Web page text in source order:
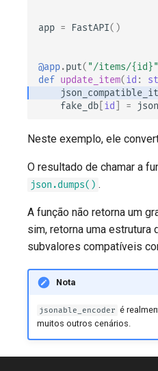
app = FastAPI()
@app.put( "/items/{id}"
def update_item(id :
fake_db id =
Neste exemplo, ele
O resultado de chamar a
json.dumps() .
A função não retorna um
sim, retorna uma estrutura
subvalores compatíveis
Nota
jsonable_encoder é
muitos outros cenários.